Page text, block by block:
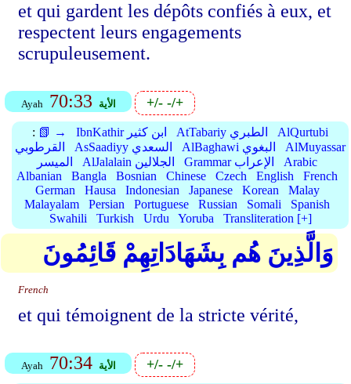
et qui gardent les dépôts confiés à eux, et
respectent leurs engagements
scrupuleusement.
Ayah 70:33 الأية +/--/+
: 📗 → IbnKathir ابن كثير AtTabariy الطبري
AlQurtubi
القرطوبي
AsSaadiyy السعدي AlBaghawi البغوي
AlMuyassar
الميسر
AlJalalain الجلالين Grammar الإعراب
Arabic
Albanian
Bangla Bosnian Chinese Czech English
French
German
Hausa Indonesian Japanese Korean
Malay
Malayalam
Persian Portuguese Russian Somali
Spanish
Swahili
Turkish Urdu Yoruba Transliteration [+]
وَالَّذِينَ هُم بِشَهَادَاتِهِمْ قَائِمُونَ
French
et qui témoignent de la stricte vérité,
Ayah 70:34 الأية +/--/+